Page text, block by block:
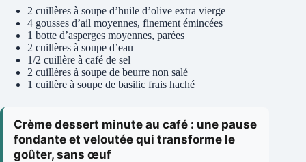
2 cuillères à soupe d’huile d’olive extra vierge
4 gousses d’ail moyennes, finement émincées
1 botte d’asperges moyennes, parées
2 cuillères à soupe d’eau
1/2 cuillère à café de sel
2 cuillères à soupe de beurre non salé
1 cuillère à soupe de basilic frais haché
Crème dessert minute au café : une pause
fondante et veloutée qui transforme le
goûter, sans œuf